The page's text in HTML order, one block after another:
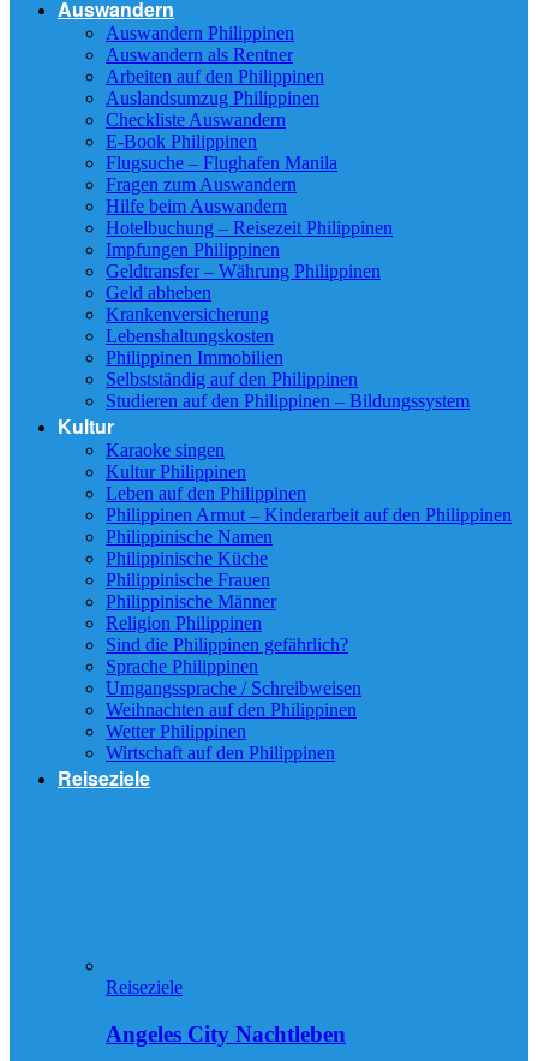
Auswandern
Auswandern Philippinen
Auswandern als Rentner
Arbeiten auf den Philippinen
Auslandsumzug Philippinen
Checkliste Auswandern
E-Book Philippinen
Flugsuche – Flughafen Manila
Fragen zum Auswandern
Hilfe beim Auswandern
Hotelbuchung – Reisezeit Philippinen
Impfungen Philippinen
Geldtransfer – Währung Philippinen
Geld abheben
Krankenversicherung
Lebenshaltungskosten
Philippinen Immobilien
Selbstständig auf den Philippinen
Studieren auf den Philippinen – Bildungssystem
Kultur
Karaoke singen
Kultur Philippinen
Leben auf den Philippinen
Philippinen Armut – Kinderarbeit auf den Philippinen
Philippinische Namen
Philippinische Küche
Philippinische Frauen
Philippinische Männer
Religion Philippinen
Sind die Philippinen gefährlich?
Sprache Philippinen
Umgangssprache / Schreibweisen
Weihnachten auf den Philippinen
Wetter Philippinen
Wirtschaft auf den Philippinen
Reiseziele
Reiseziele
Angeles City Nachtleben